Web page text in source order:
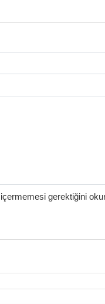
gerektiğini